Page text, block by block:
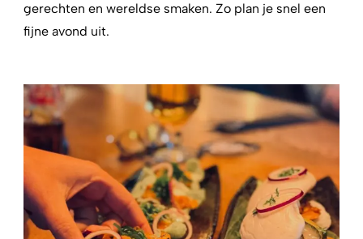
gerechten en wereldse smaken. Zo plan je snel een
fijne avond uit.